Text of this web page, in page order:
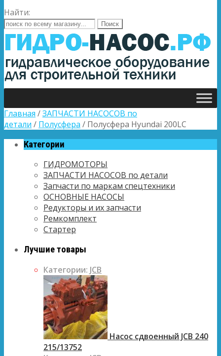
Найти:
Главная /ЗАПЧАСТИ НАСОСОВ по
детали / Полусфера / Полусфера Hyundai 200LC
Категории
ГИДРОМОТОРЫ
ЗАПЧАСТИ НАСОСОВ по детали
Запчасти по маркам спецтехники
ОСНОВНЫЕ НАСОСЫ
Редукторы и их запчасти
Ремкомплект
Стартер
Лучшие товары
Категории: JCB
Насос сдвоенный JCB 240
215/13752